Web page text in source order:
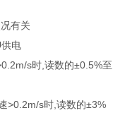
况有关
供电
s时,读数的±0.5%至
>0.2m/s时,读数的±3%